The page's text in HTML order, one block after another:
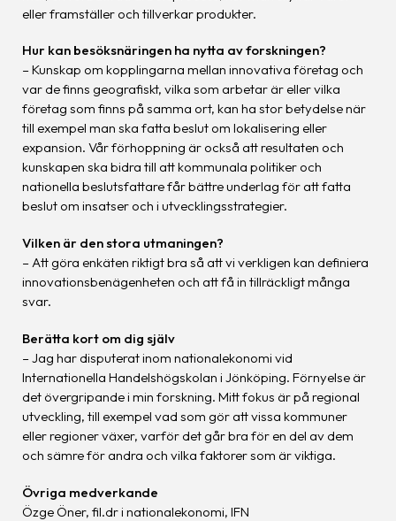
eller framställer och tillverkar produkter.
Hur kan besöksnäringen ha nytta av forskningen?
– Kunskap om kopplingarna mellan innovativa företag och
var de finns geografiskt, vilka som arbetar är eller vilka
företag som finns på samma ort, kan ha stor betydelse när
till exempel man ska fatta beslut om lokalisering eller
expansion. Vår förhoppning är också att resultaten och
kunskapen ska bidra till att kommunala politiker och
nationella beslutsfattare får bättre underlag för att fatta
beslut om insatser och i utvecklingsstrategier.
Vilken är den stora utmaningen?
– Att göra enkäten riktigt bra så att vi verkligen kan definiera
innovationsbenägenheten och att få in tillräckligt många
svar.
Berätta kort om dig själv
– Jag har disputerat inom nationalekonomi vid
Internationella Handelshögskolan i Jönköping. Förnyelse är
det övergripande i min forskning. Mitt fokus är på regional
utveckling, till exempel vad som gör att vissa kommuner
eller regioner växer, varför det går bra för en del av dem
och sämre för andra och vilka faktorer som är viktiga.
Övriga medverkande
Özge Öner, fil.dr i nationalekonomi, IFN